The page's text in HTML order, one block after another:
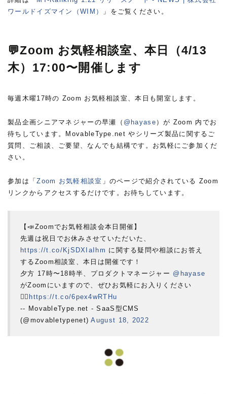
ワールドイズマイン（WIM）
」をご覧ください。
💬Zoom お気軽相談室、本日（4/13
木）17:00〜開催します
毎週木曜17時の Zoom お気軽相談室、本日も開室します。
製品企画シニアマネジャーの早瀬（ @hayase ）が Zoom 内でお
待ちしています。MovableType.net やシリーズ製品に関するご
質問、ご相談、ご要望、なんでも結構です。お気軽にご参加くだ
さい。
参加は「Zoom お気軽相談室 」のページで紹介されている Zoom
リンクからアクセスするだけです。お待ちしています。
【📣Zoomでお気軽相談会本日開催】
先週は祝日でお休みさせていただいた、
https://t.co/KjSDXIaIhm に関する疑問や相談にお答え
するZoom相談室、本日は開催です！
夕方 17時〜18時半、プロダクトマネージャー @hayase
がZoomにいますので、ぜひお気軽にお入りください
💁‍♂️ https://t.co/6pex4wRTHu
-- MovableType.net - SaaS型CMS
(@movabletypenet)August 18, 2022